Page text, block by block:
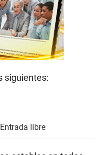
siguientes:
libre